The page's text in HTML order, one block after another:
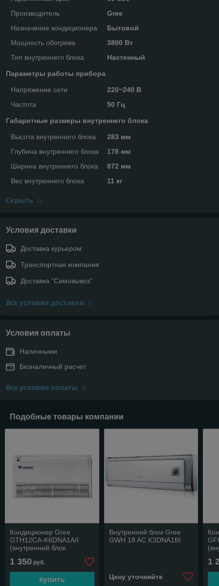
Производитель
Gree
Назначение кондиционера
Бытовой
Мощность обогрева
3800 Вт
Тип внутреннего блока
Настенный
Параметры работы прибора
Напряжение сети
220~240 В
Частота
50 Гц
Габаритные размеры внутреннего блока
Высота внутреннего блока
283 мм
Глубина внутреннего блока
178 мм
Ширина внутреннего блока
872 мм
Вес внутреннего блока
11 кг
Скрыть
Условия доставки
Доставка курьером
Транспортная компания
Доставка "Самовывоз"
Все условия доставки
Условия оплаты
Наличными
Безналичный расчет
Все условия оплаты
Подобные товары компании
Кондиционер Gree
GTH12СА-K6DNA1A/I
(внутренний блок
1 350 руб.
Купить
Внутренний блок Gree
GWH 18 AC K3DNA1BI
Цену уточняйте
1